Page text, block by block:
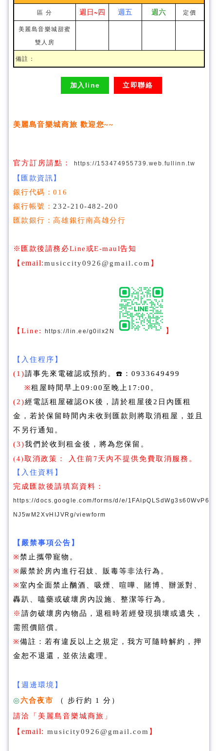
區 分 週日~四 週五 週六 定價
美麗島音樂城甜蜜
雙人房
備註：
加入line 立即聯絡
美麗島音樂城商旅 歡迎您~~
官方訂房請點： https://153474955739.web.fullinn.tw
【匯款資訊】
銀行代碼：016
銀行帳號： 232-210-482-200
匯款銀行：高雄銀行南高雄分行
※匯款後請務必Line或E-maul告知
【 email:musiccity0926@gmail.com 】
【Line: https://lin.ee/g0ilx2N 】
【入住程序】
(1)請事先來電確認或預約。☎️：0933649499
※租屋時間早上09:00至晚上17:00。
(2)經電話租屋確認OK後，請於租屋後2日內匯租
金，若於保留時間內未收到匯款則將取消租屋，並且
不另行通知。
(3)我們於收到租金後，將為您保留。
(4)取消政策： 入住前7天內不提供免費取消服務。
【入住資料】
完成匯款後請填寫資料：
https://docs.google.com/forms/d/e/
NJ5wM2XvHIJVRg/viewform
【嚴禁事項公告】
※禁止攜帶寵物。
※嚴禁於房內進行召妓、販毒等非法行為。
※室內全面禁止酗酒、吸煙、喧嘩、賭博、辦派對、
轟趴、嗑藥或破壞房內設施、整潔等行為。
※ 請勿破壞房內物品，退租時若經發現損壞或遺失，
需照價賠償。
※備註：若有違反以上之規定，我方可隨時解約，押
金恕不退還，並依法處理。
【週邊環境】
◎六合夜市
（ 步行約 1 分）
請洽「美麗島音樂城商旅」
【 email: musicity0926@gmail.com 】